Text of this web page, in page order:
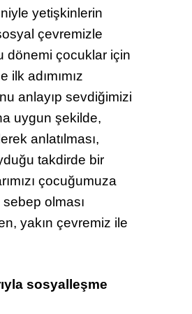
yetişkinlerin
çevremizle
dönemi çocuklar için
adımımız
anlayıp sevdiğimizi
uygun şekilde,
anlatılması,
takdirde bir
çocuğumuza
olması
yakın çevremiz ile
sosyalleşme